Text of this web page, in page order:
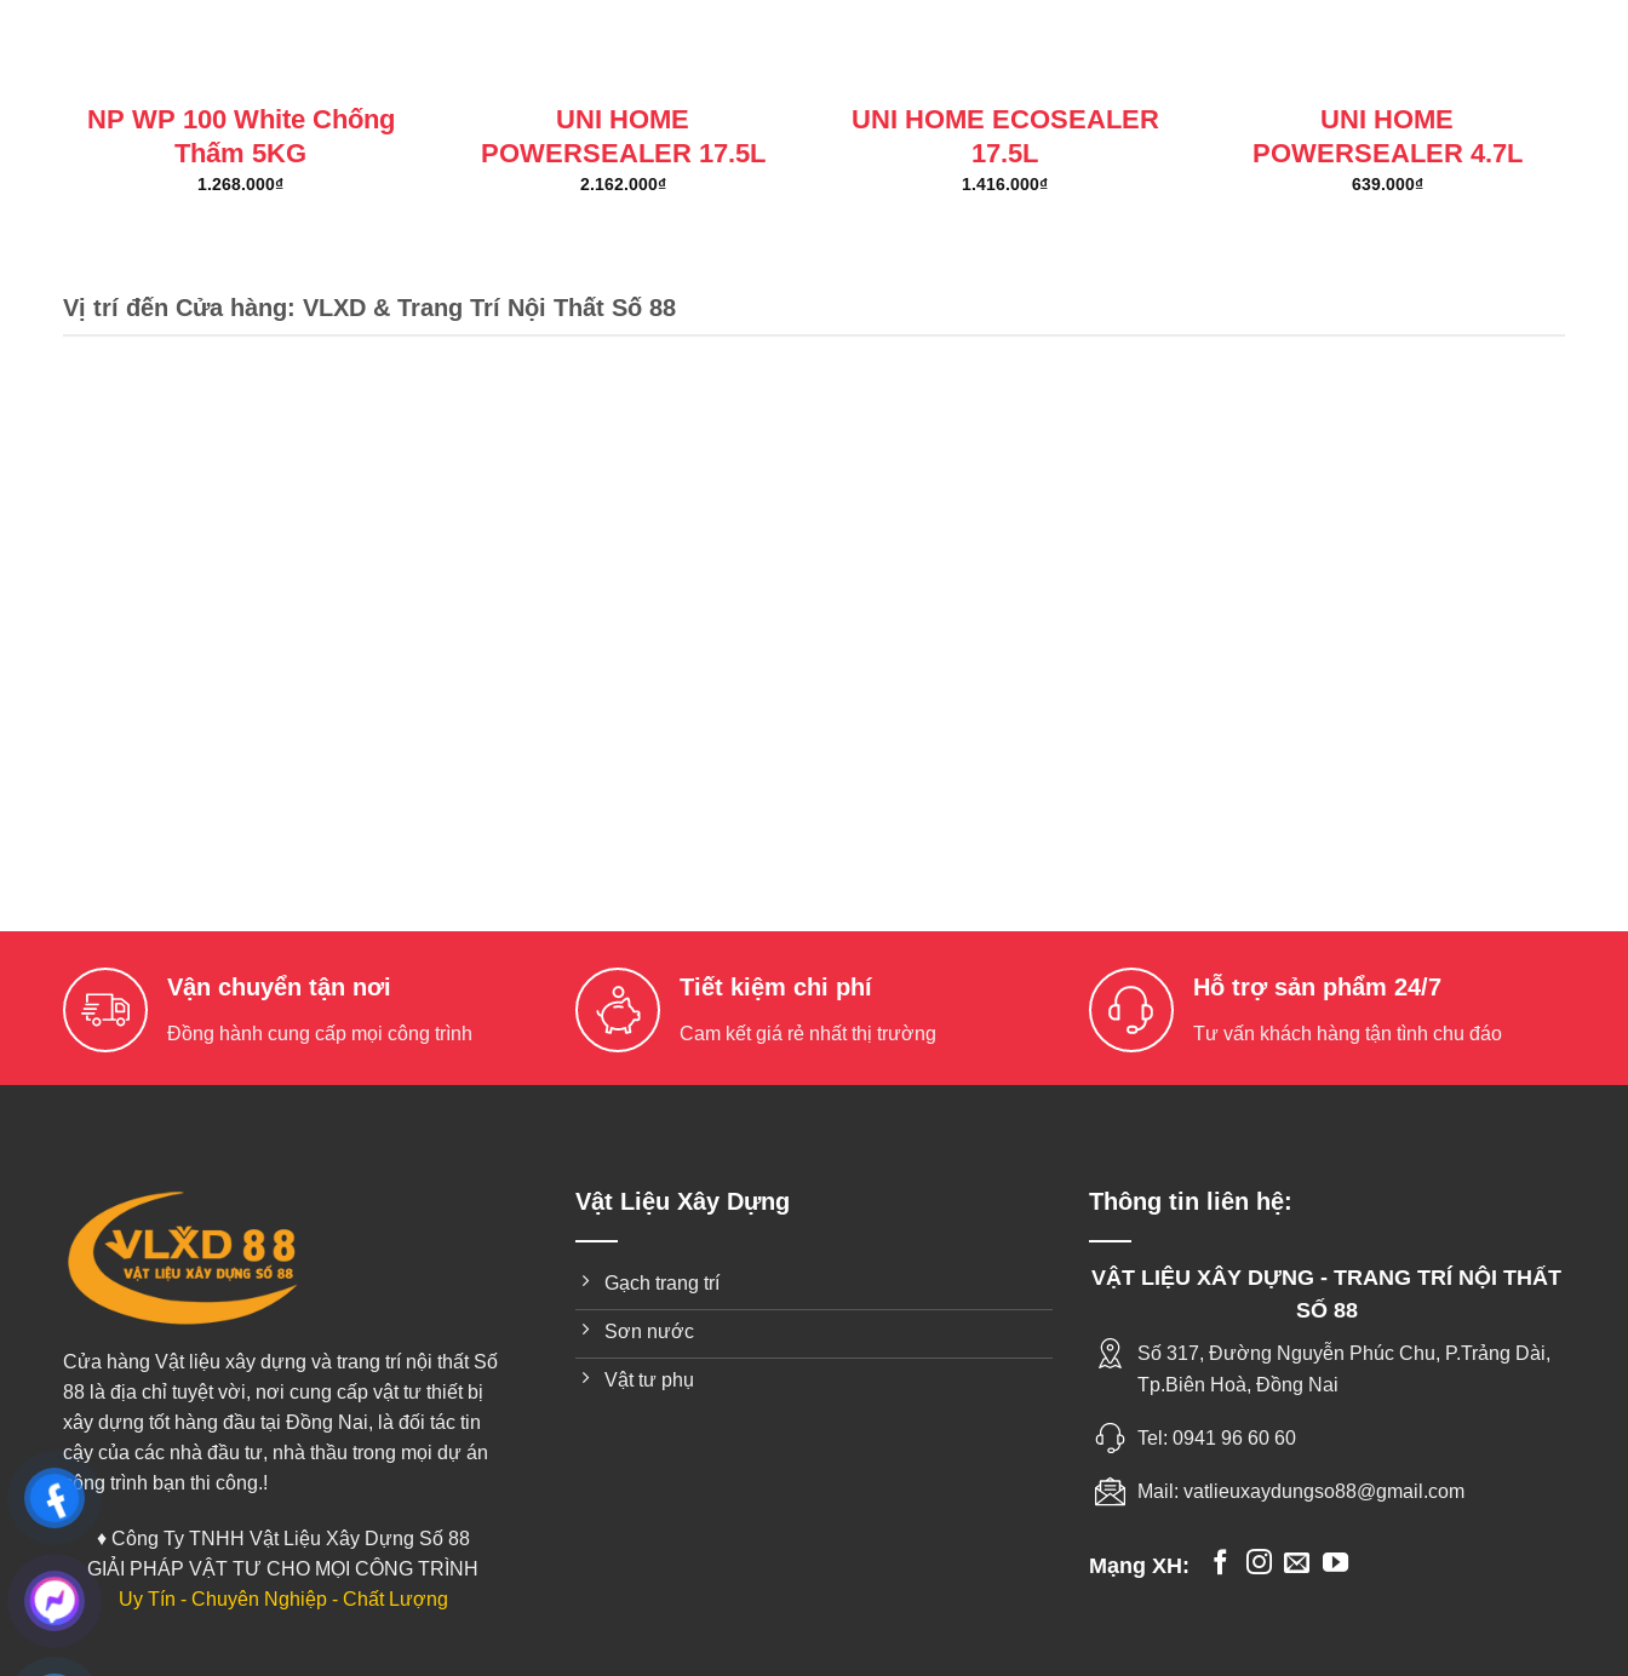
NP WP 100 White Chống
Thấm 5KG
1.268.000₫
UNI HOME
POWERSEALER 17.5L
2.162.000₫
UNI HOME ECOSEALER
17.5L
1.416.000₫
UNI HOME
POWERSEALER 4.7L
639.000₫
Vị trí đến Cửa hàng: VLXD & Trang Trí Nội Thất Số 88
Vận chuyển tận nơi
Đồng hành cung cấp mọi công trình
Tiết kiệm chi phí
Cam kết giá rẻ nhất thị trường
Hỗ trợ sản phẩm 24/7
Tư vấn khách hàng tận tình chu đáo
Cửa hàng Vật liệu xây dựng và trang trí nội thất Số
88 là địa chỉ tuyệt vời, nơi cung cấp vật tư thiết bị
xây dựng tốt hàng đầu tại Đồng Nai, là đối tác tin
cậy của các nhà đầu tư, nhà thầu trong mọi dự án
công trình bạn thi công.!
♦ Công Ty TNHH Vật Liệu Xây Dựng Số 88
GIẢI PHÁP VẬT TƯ CHO MỌI CÔNG TRÌNH
Uy Tín - Chuyên Nghiệp - Chất Lượng
Vật Liệu Xây Dựng
Gạch trang trí
Sơn nước
Vật tư phụ
Thông tin liên hệ:
VẬT LIỆU XÂY DỰNG - TRANG TRÍ NỘI THẤT
SỐ 88
Số 317, Đường Nguyễn Phúc Chu, P.Trảng Dài,
Tp.Biên Hoà, Đồng Nai
Tel: 0941 96 60 60
Mail: vatlieuxaydungso88@gmail.com
Mạng XH: